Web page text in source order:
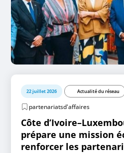
22 juillet 2026 Actualité du réseau
partenariatsd'affaires
Côte
prépare une mission
renforcer les